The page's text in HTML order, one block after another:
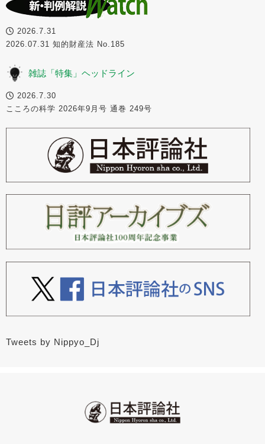
2026.7.31
2026.07.31 知的財産法 No.185
雑誌「特集」ヘッドライン
2026.7.30
こころの科学 2026年9月号 通巻 249号
Tweets by Nippyo_Dj